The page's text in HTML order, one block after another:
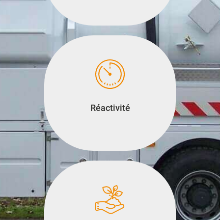
Réactivité